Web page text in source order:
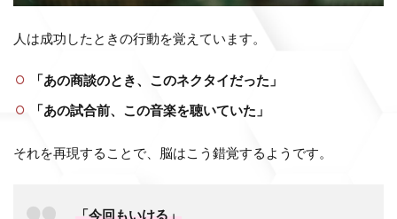
人は成功したときの行動を覚えています。
「あの商談のとき、このネクタイだった」
「あの試合前、この音楽を聴いていた」
それを再現することで、脳はこう錯覚するようです。
「今回もいける」